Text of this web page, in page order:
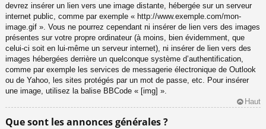
devrez insérer un lien vers une image distante, hébergée sur un serveur
internet public, comme par exemple « http://www.exemple.com/mon-
image.gif ». Vous ne pourrez cependant ni insérer de lien vers des images
présentes sur votre propre ordinateur (à moins, bien évidemment, que
celui-ci soit en lui-même un serveur internet), ni insérer de lien vers des
images hébergées derrière un quelconque système d’authentification,
comme par exemple les services de messagerie électronique de Outlook
ou de Yahoo, les sites protégés par un mot de passe, etc. Pour insérer
une image, utilisez la balise BBCode « [img] ».
Haut
Que sont les annonces générales ?